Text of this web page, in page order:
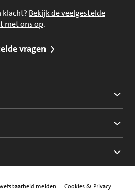
klacht? Bekijk de veelgestelde
met ons op.
vragen
melden Cookies & Privacy